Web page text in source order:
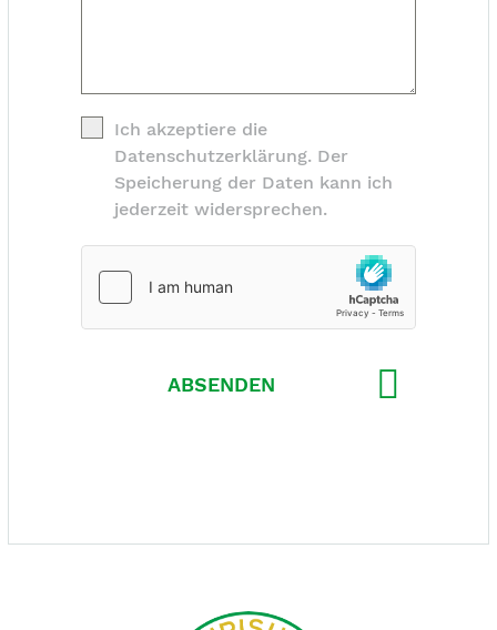
Ich akzeptiere die
Datenschutzerklärung. Der
Speicherung der Daten kann ich
jederzeit widersprechen.
ABSENDEN